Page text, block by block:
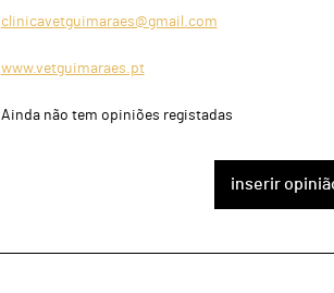
clinicavetguimaraes@gmail.com
www.vetguimaraes.pt
Ainda não tem opiniões registadas
inserir